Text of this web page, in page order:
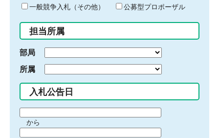
ド
入
力
一般競争入札（その他）
公募型プロポーザル
担当所属
部局
所属
入札公告日
間から